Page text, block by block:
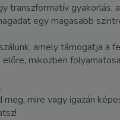
transzformatív
egy magasabb
amely támogatja
miközben
mire vagy igazán